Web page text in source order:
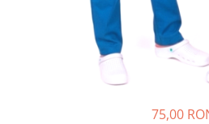
Sarafane medicale
75,00